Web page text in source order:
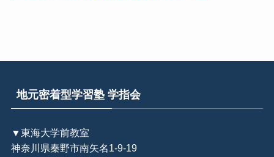
地元密着型学習塾 学指会
▼東海大学前教室
神奈川県秦野市南矢名1-9-19